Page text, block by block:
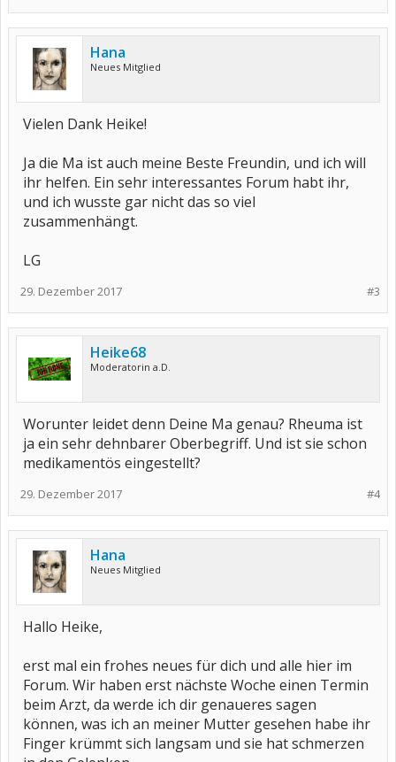
Hana
Neues Mitglied
Vielen Dank Heike!
Ja die Ma ist auch meine Beste Freundin, und ich will
ihr helfen. Ein sehr interessantes Forum habt ihr,
und ich wusste gar nicht das so viel
zusammenhängt.
LG
#3
29. Dezember 2017
Heike68
Moderatorin a.D.
Worunter leidet denn Deine Ma genau? Rheuma ist
ja ein sehr dehnbarer Oberbegriff. Und ist sie schon
medikamentös eingestellt?
#4
29. Dezember 2017
Hana
Neues Mitglied
Hallo Heike,
erst mal ein frohes neues für dich und alle hier im
Forum. Wir haben erst nächste Woche einen Termin
beim Arzt, da werde ich dir genaueres sagen
können, was ich an meiner Mutter gesehen habe ihr
Finger krümmt sich langsam und sie hat schmerzen